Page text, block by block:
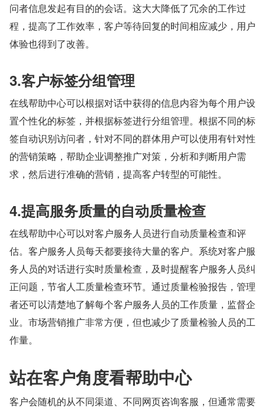
问者信息发起有目的的会话。这大大降低了冗余的工作过
程，提高了工作效率，客户等待回复的时间相应减少，用户
体验也得到了改善。
3.客户标签分组管理
在线帮助中心可以根据对话中获得的信息内容为每个用户设
置个性化的标签，并根据标签进行分组管理。根据不同的标
签自动识别访问者，针对不同的群体用户可以使用有针对性
的营销策略，帮助企业调整推广对策，分析和判断用户需
求，然后进行准确的营销，提高客户转型的可能性。
4.提高服务质量的自动质量检查
在线帮助中心可以对客户服务人员进行自动质量检查和评
估。客户服务人员每天都要接待大量的客户。系统对客户服
务人员的对话进行实时质量检查，及时提醒客户服务人员纠
正问题，节省人工质量检查环节。通过质量检验报告，管理
者还可以清楚地了解每个客户服务人员的工作质量，监督企
业。市场营销推广非常方便，但也减少了质量检验人员的工
作量。
站在客户角度看帮助中心
客户会随机的从不同渠道、不同网页咨询客服，但通常需要